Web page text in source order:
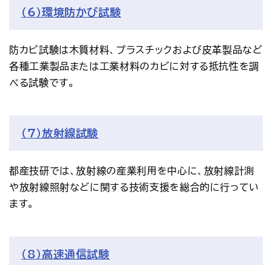
（6）環境防かび試験
防カビ試験は木質材料、プラスチックおよび皮革製品など
各種工業製品または工業材料のカビに対する抵抗性を調
べる試験です。
（7）放射線試験
都産技研では、放射線の産業利用を中心に、放射線計測
や放射線照射などに関する技術支援を総合的に行ってい
ます。
（8）高速通信試験